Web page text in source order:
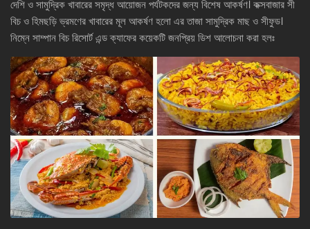
দেশি ও সামুদ্রিক খাবারের সমৃদ্ধ আয়োজন পর্যটকদের জন্য বিশেষ আকর্ষণ। কক্সবাজার সী
বিচ ও হিমছড়ি ভ্রমণের খাবারের মূল আকর্ষণ হলো এর তাজা সামুদ্রিক মাছ ও সীফুড।
নিম্নে সাম্পান বিচ রিসোর্ট এন্ড ক্যাফের কয়েকটি জনপ্রিয় ডিশ আলোচনা করা হলঃ